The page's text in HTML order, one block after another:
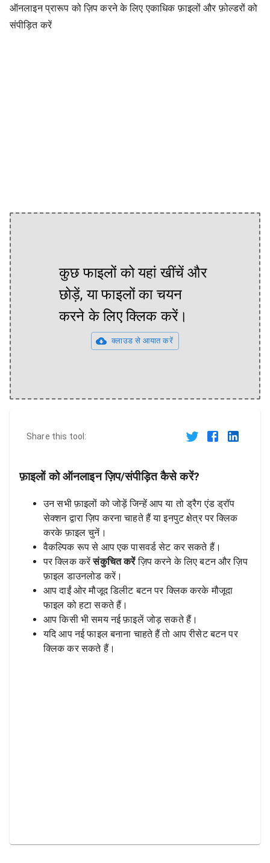
ऑनलाइन प्रारूप को ज़िप करने के लिए एकाधिक फ़ाइलों और फ़ोल्डरों को
संपीड़ित करें
कुछ फाइलों को यहां खींचें और
छोड़ें, या फाइलों का चयन
करने के लिए क्लिक करें।
क्लाउड से आयात करें
Share this tool:
फ़ाइलों को ऑनलाइन ज़िप/संपीड़ित कैसे करें?
उन सभी फ़ाइलों को जोड़ें जिन्हें आप या तो ड्रैग एंड ड्रॉप
सेक्शन द्वारा ज़िप करना चाहते हैं या इनपुट क्षेत्र पर क्लिक
करके फ़ाइल चुनें।
वैकल्पिक रूप से आप एक पासवर्ड सेट कर सकते हैं।
पर क्लिक करेंसंकुचित करेंज़िप करने के लिए बटन और ज़िप
फ़ाइल डाउनलोड करें।
आप दाईं ओर मौजूद डिलीट बटन पर क्लिक करके मौजूदा
फाइल को हटा सकते हैं।
आप किसी भी समय नई फ़ाइलें जोड़ सकते हैं।
यदि आप नई फाइल बनाना चाहते हैं तो आप रीसेट बटन पर
क्लिक कर सकते हैं।